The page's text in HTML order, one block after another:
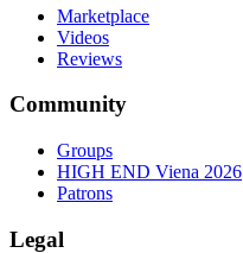
Marketplace
Videos
Reviews
Community
Groups
HIGH END Viena 2026
Patrons
Legal